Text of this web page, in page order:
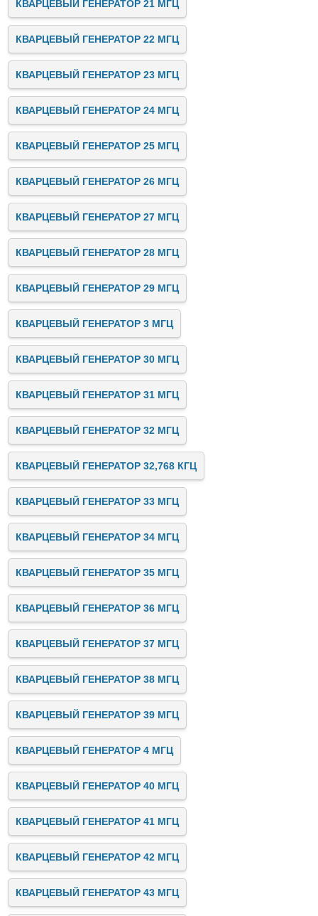
КВАРЦЕВЫЙ ГЕНЕРАТОР 21 МГЦ
КВАРЦЕВЫЙ ГЕНЕРАТОР 22 МГЦ
КВАРЦЕВЫЙ ГЕНЕРАТОР 23 МГЦ
КВАРЦЕВЫЙ ГЕНЕРАТОР 24 МГЦ
КВАРЦЕВЫЙ ГЕНЕРАТОР 25 МГЦ
КВАРЦЕВЫЙ ГЕНЕРАТОР 26 МГЦ
КВАРЦЕВЫЙ ГЕНЕРАТОР 27 МГЦ
КВАРЦЕВЫЙ ГЕНЕРАТОР 28 МГЦ
КВАРЦЕВЫЙ ГЕНЕРАТОР 29 МГЦ
КВАРЦЕВЫЙ ГЕНЕРАТОР 3 МГЦ
КВАРЦЕВЫЙ ГЕНЕРАТОР 30 МГЦ
КВАРЦЕВЫЙ ГЕНЕРАТОР 31 МГЦ
КВАРЦЕВЫЙ ГЕНЕРАТОР 32 МГЦ
КВАРЦЕВЫЙ ГЕНЕРАТОР 32,768 КГЦ
КВАРЦЕВЫЙ ГЕНЕРАТОР 33 МГЦ
КВАРЦЕВЫЙ ГЕНЕРАТОР 34 МГЦ
КВАРЦЕВЫЙ ГЕНЕРАТОР 35 МГЦ
КВАРЦЕВЫЙ ГЕНЕРАТОР 36 МГЦ
КВАРЦЕВЫЙ ГЕНЕРАТОР 37 МГЦ
КВАРЦЕВЫЙ ГЕНЕРАТОР 38 МГЦ
КВАРЦЕВЫЙ ГЕНЕРАТОР 39 МГЦ
КВАРЦЕВЫЙ ГЕНЕРАТОР 4 МГЦ
КВАРЦЕВЫЙ ГЕНЕРАТОР 40 МГЦ
КВАРЦЕВЫЙ ГЕНЕРАТОР 41 МГЦ
КВАРЦЕВЫЙ ГЕНЕРАТОР 42 МГЦ
КВАРЦЕВЫЙ ГЕНЕРАТОР 43 МГЦ